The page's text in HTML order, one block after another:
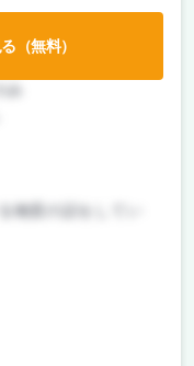
物質の話をしてい
（無料）